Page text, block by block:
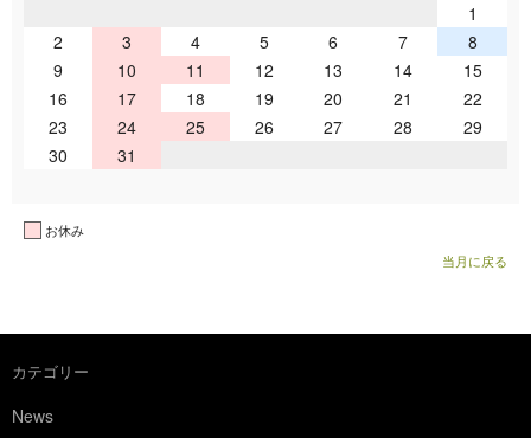
1
2
3 4 5 6 7
8
9
10 11 12 13 14
15
16
17 18 19 20 21
22
23
24 25 26 27 28
29
30
31
お休み
当月に戻る
カテゴリー
News